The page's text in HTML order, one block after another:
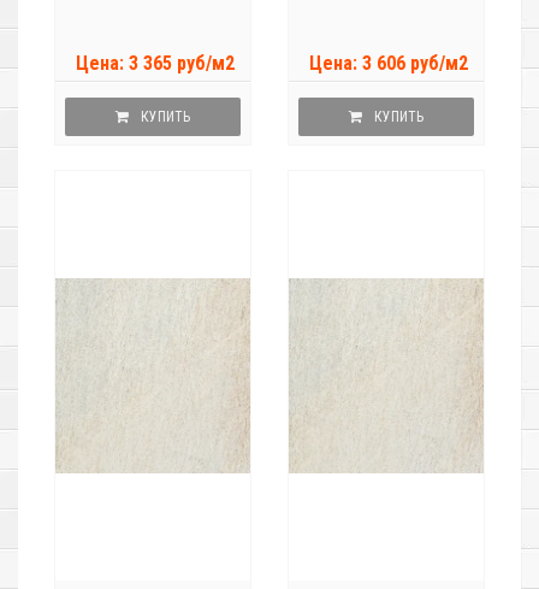
Цена: 3 365 руб/м2
КУПИТЬ
Цена: 3 606 руб/м2
КУПИТЬ